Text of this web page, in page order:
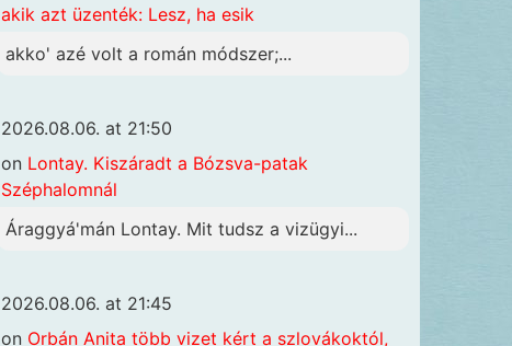
akik azt üzenték: Lesz, ha esik
akko' azé volt a román módszer;...
2026.08.06. at 21:50
on Lontay. Kiszáradt a Bózsva-patak
Széphalomnál
Áraggyá'mán Lontay. Mit tudsz a vizügyi...
2026.08.06. at 21:45
on Orbán Anita több vizet kért a szlovákoktól,